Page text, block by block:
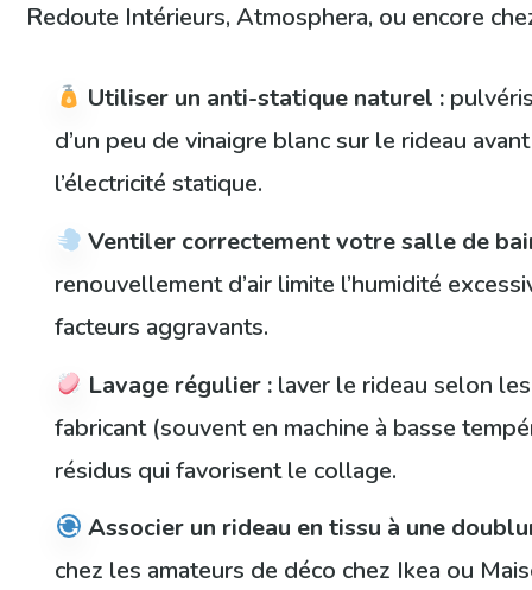
Redoute Intérieurs, Atmosphera, ou encore
Utiliser un anti-statique naturel :
d’un peu de vinaigre blanc sur le rideau
l’électricité statique.
Ventiler correctement votre salle de
renouvellement d’air limite l’humidité
facteurs aggravants.
Lavage régulier : laver le rideau selon
fabricant (souvent en machine à basse
résidus qui favorisent le collage.
Associer un rideau en tissu à une
chez les amateurs de déco chez Ikea ou